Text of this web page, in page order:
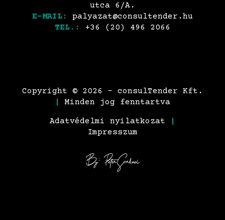
utca 6/A.
E-MAIL:
palyazat@consultender.hu
TEL.: +36 (20) 496 2066
Copyright © 2026 - consulTender Kft.
Minden jog fenntartva
Adatvédelmi nyilatkozat
Impresszum